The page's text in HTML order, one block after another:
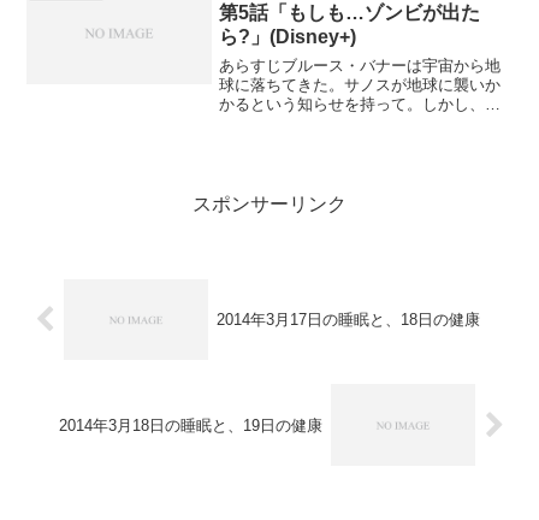
第5話「もしも…ゾンビが出た
ら?」(Disney+)
あらすじブルース・バナーは宇宙から地
球に落ちてきた。サノスが地球に襲いか
かるという知らせを持って。しかし、ブ
スポンサーリンク
2014年3月17日の睡眠と、18日の健康
2014年3月18日の睡眠と、19日の健康